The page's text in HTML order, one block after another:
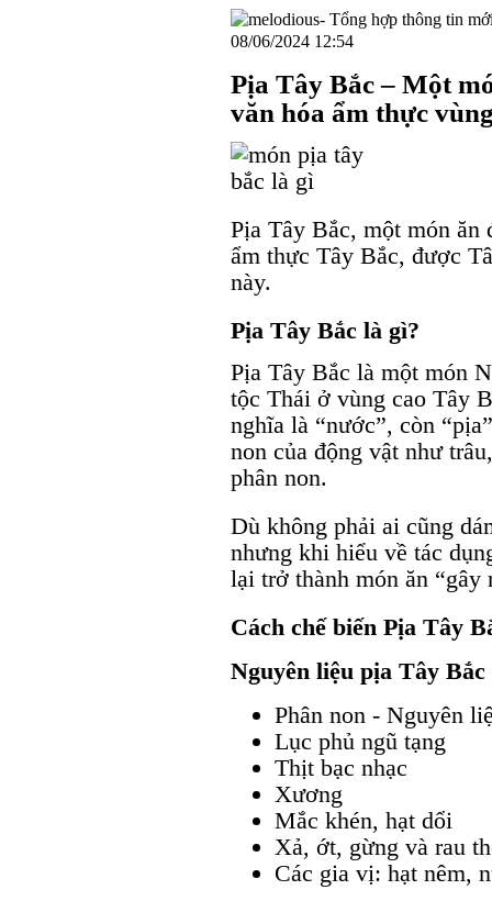
08/06/2024 12:54
Pịa Tây Bắc – Một
văn hóa ẩm thực
Pịa Tây Bắc, một món ăn
ẩm thực Tây Bắc, được
này.
Pịa Tây Bắc là gì?
Pịa Tây Bắc là một món
tộc Thái ở vùng cao Tây
nghĩa là “nước”, còn
non của động vật như
phân non.
Dù không phải ai cũng
nhưng khi hiểu về tác
lại trở thành món ăn
Cách chế biến Pịa Tây
Nguyên liệu pịa Tây Bắc
Phân non - Nguyên
Lục phủ ngũ tạng
Thịt bạc nhạc
Xương
Mắc khén, hạt dổi
Xả, ớt, gừng và rau
Các gia vị: hạt nêm,